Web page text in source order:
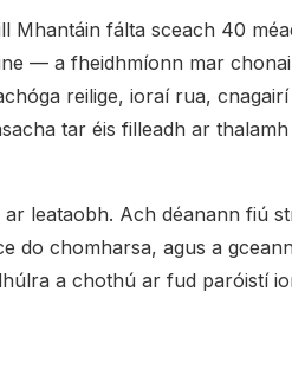
Mhantáin fálta sceach 40
— a fheidhmíonn mar
reilige, ioraí rua,
tar éis filleadh ar
leataobh. Ach déanann fiú
do chomharsa, agus a
a chothú ar fud paróistí